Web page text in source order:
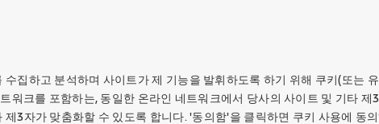
집하고 분석하며 사이트가 제 기능을 발휘하도록 하기 위해 쿠키(또는
워크를 포함하는, 동일한 온라인 네트워크에서 당사의 사이트 및 기타 제
3자가 맞춤화할 수 있도록 합니다. '동의함'을 클릭하면 쿠키 사용에 동